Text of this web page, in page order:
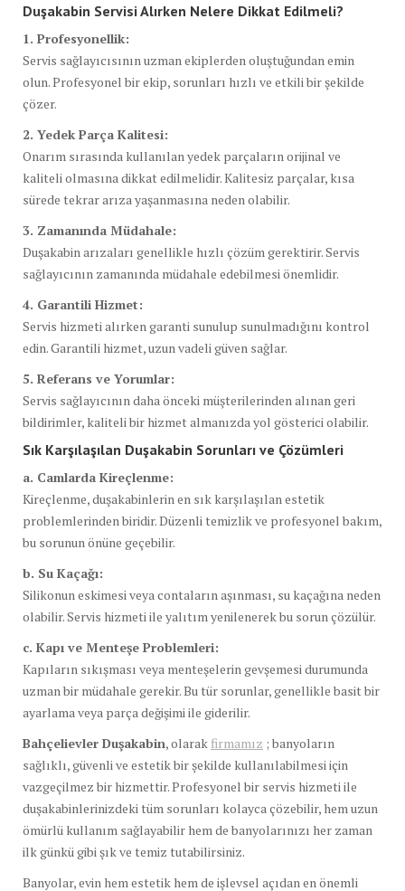
Duşakabin Servisi Alırken Nelere Dikkat Edilmeli?
1. Profesyonellik:
Servis sağlayıcısının uzman ekiplerden oluştuğundan emin
olun. Profesyonel bir ekip, sorunları hızlı ve etkili bir şekilde
çözer.
2. Yedek Parça Kalitesi:
Onarım sırasında kullanılan yedek parçaların orijinal ve
kaliteli olmasına dikkat edilmelidir. Kalitesiz parçalar, kısa
sürede tekrar arıza yaşanmasına neden olabilir.
3. Zamanında Müdahale:
Duşakabin arızaları genellikle hızlı çözüm gerektirir. Servis
sağlayıcının zamanında müdahale edebilmesi önemlidir.
4. Garantili Hizmet:
Servis hizmeti alırken garanti sunulup sunulmadığını kontrol
edin. Garantili hizmet, uzun vadeli güven sağlar.
5. Referans ve Yorumlar:
Servis sağlayıcının daha önceki müşterilerinden alınan geri
bildirimler, kaliteli bir hizmet almanızda yol gösterici olabilir.
Sık Karşılaşılan Duşakabin Sorunları ve Çözümleri
a. Camlarda Kireçlenme:
Kireçlenme, duşakabinlerin en sık karşılaşılan estetik
problemlerinden biridir. Düzenli temizlik ve profesyonel bakım,
bu sorunun önüne geçebilir.
b. Su Kaçağı:
Silikonun eskimesi veya contaların aşınması, su kaçağına neden
olabilir. Servis hizmeti ile yalıtım yenilenerek bu sorun çözülür.
c. Kapı ve Menteşe Problemleri:
Kapıların sıkışması veya menteşelerin gevşemesi durumunda
uzman bir müdahale gerekir. Bu tür sorunlar, genellikle basit bir
ayarlama veya parça değişimi ile giderilir.
Bahçelievler Duşakabin, olarak firmamız ; banyoların
sağlıklı, güvenli ve estetik bir şekilde kullanılabilmesi için
vazgeçilmez bir hizmettir. Profesyonel bir servis hizmeti ile
duşakabinlerinizdeki tüm sorunları kolayca çözebilir, hem uzun
ömürlü kullanım sağlayabilir hem de banyolarınızı her zaman
ilk günkü gibi şık ve temiz tutabilirsiniz.
Banyolar, evin hem estetik hem de işlevsel açıdan en önemli